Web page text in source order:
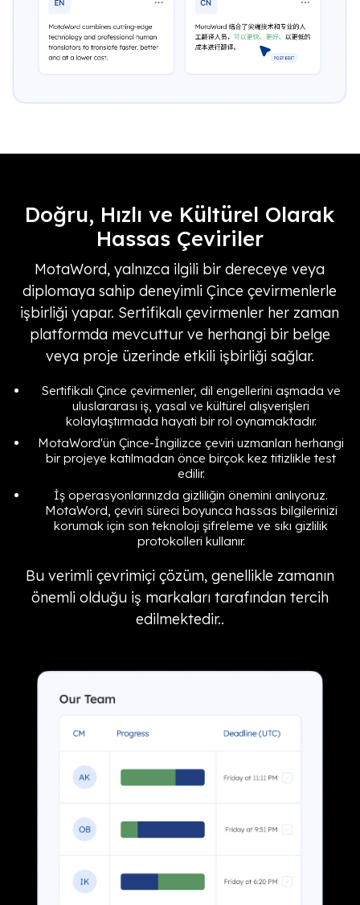
Doğru, Hızlı ve Kültürel Olarak
Hassas Çeviriler
MotaWord, yalnızca ilgili bir dereceye veya
diplomaya sahip deneyimli Çince çevirmenlerle
işbirliği yapar. Sertifikalı çevirmenler her zaman
platformda mevcuttur ve herhangi bir belge
veya proje üzerinde etkili işbirliği sağlar.
Sertifikalı Çince çevirmenler, dil engellerini aşmada ve
uluslararası iş, yasal ve kültürel alışverişleri
kolaylaştırmada hayati bir rol oynamaktadır.
MotaWord'ün Çince-İngilizce çeviri uzmanları herhangi
bir projeye katılmadan önce birçok kez titizlikle test
edilir.
İş operasyonlarınızda gizliliğin önemini anlıyoruz.
MotaWord, çeviri süreci boyunca hassas bilgilerinizi
korumak için son teknoloji şifreleme ve sıkı gizlilik
protokolleri kullanır.
Bu verimli çevrimiçi çözüm, genellikle zamanın
önemli olduğu iş markaları tarafından tercih
edilmektedir..